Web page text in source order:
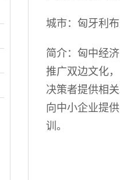
城市：匈牙利
简介：匈中经
推广双边文化
决策者提供相
向中小企业提
训。